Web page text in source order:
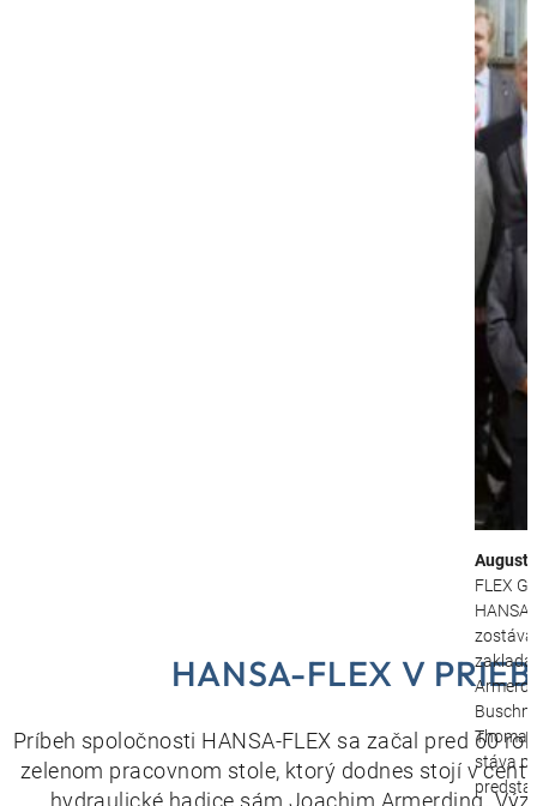
HANSA-FLEX V
Príbeh spoločnosti HANSA-FLEX sa začal pred 60
zelenom pracovnom stole, ktorý dodnes stojí v
hydraulické hadice sám Joachim Armerding.
August
FLEX
stáva